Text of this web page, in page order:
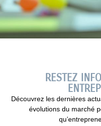
RESTEZ
Découvrez les dernières
évolutions du marché